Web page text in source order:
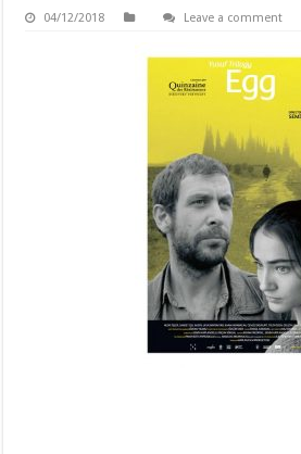
04/12/2018 Leave a comment